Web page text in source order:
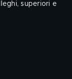
superiori e